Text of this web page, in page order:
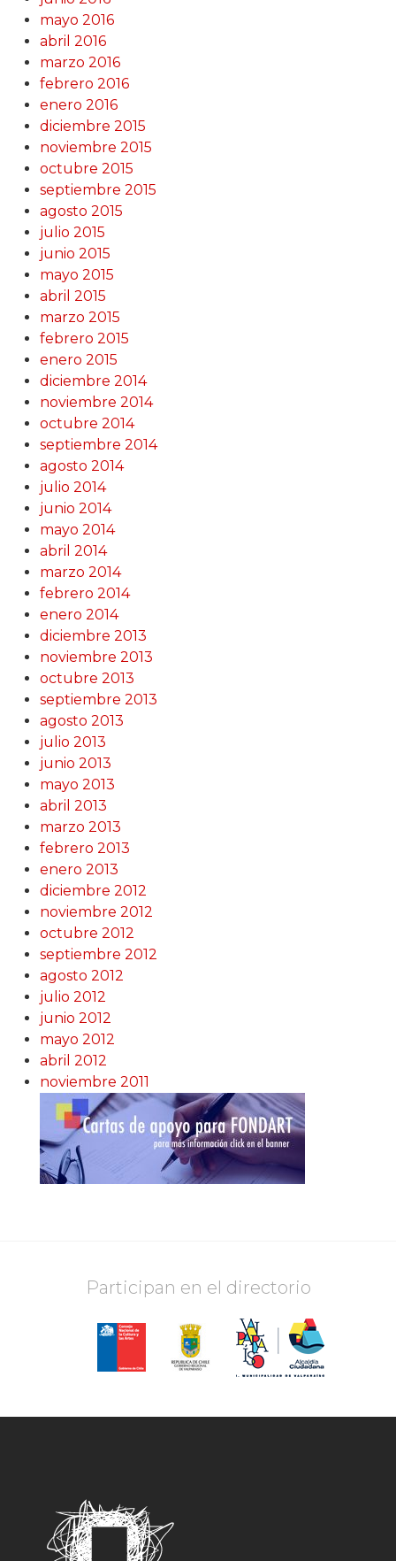
mayo 2016
abril 2016
marzo 2016
febrero 2016
enero 2016
diciembre 2015
noviembre 2015
octubre 2015
septiembre 2015
agosto 2015
julio 2015
junio 2015
mayo 2015
abril 2015
marzo 2015
febrero 2015
enero 2015
diciembre 2014
noviembre 2014
octubre 2014
septiembre 2014
agosto 2014
julio 2014
junio 2014
mayo 2014
abril 2014
marzo 2014
febrero 2014
enero 2014
diciembre 2013
noviembre 2013
octubre 2013
septiembre 2013
agosto 2013
julio 2013
junio 2013
mayo 2013
abril 2013
marzo 2013
febrero 2013
enero 2013
diciembre 2012
noviembre 2012
octubre 2012
septiembre 2012
agosto 2012
julio 2012
junio 2012
mayo 2012
abril 2012
noviembre 2011
Participan en el directorio